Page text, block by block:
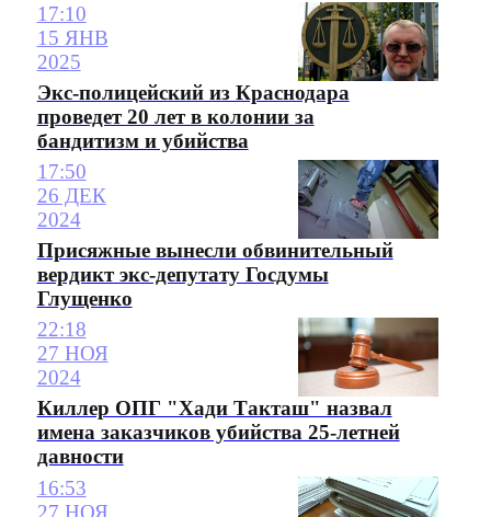
17:10
15 ЯНВ
2025
Экс-полицейский из Краснодара
проведет 20 лет в колонии за
бандитизм и убийства
17:50
26 ДЕК
2024
Присяжные вынесли обвинительный
вердикт экс-депутату Госдумы
Глущенко
22:18
27 НОЯ
2024
Киллер ОПГ "Хади Такташ" назвал
имена заказчиков убийства 25-летней
давности
16:53
27 НОЯ